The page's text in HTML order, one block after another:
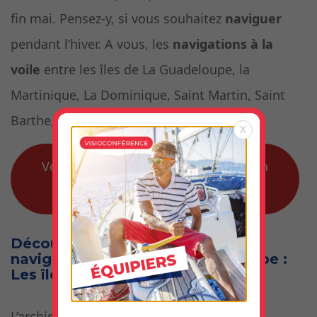
fin mai. Pensez-y, si vous souhaitez naviguer
pendant l’hiver. A vous, les navigations à la
voile entre les îles de La Guadeloupe, la
Martinique, La Dominique, Saint Martin, Saint
Barthe, Saint Vincent et les Grenadines…
Voir les navigations aux Antilles et en
mer des Caraibes
Découvrez le meilleur climat pour
naviguer en voilier l’hiver en Europe :
Les îles Canaries !
X